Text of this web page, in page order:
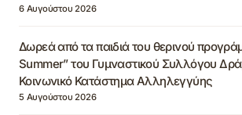
6 Αυγούστου 2026
Δωρεά από τα παιδιά του θερινού
Summer” του Γυμναστικού Συλλόγου
Κοινωνικό Κατάστημα Αλληλεγγύης
5 Αυγούστου 2026